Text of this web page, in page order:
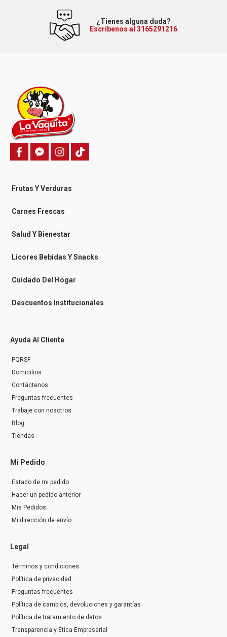
¿Tienes alguna duda?
Escríbenos al 3165291216
f
a
b
o
f
a
b
o
-
s
s
n
g
r
i
n
g
m
T
i
Frutas Y Verduras
Carnes Frescas
Salud Y Bienestar
Licores Bebidas Y Snacks
Cuidado Del Hogar
Descuentos Institucionales
Ayuda Al Cliente
PQRSF
Domicilios
Contáctenos
Preguntas frecuentes
Trabaje con nosotros
Blog
Tiendas
Mi Pedido
Estado de mi pedido
Hacer un pedido anterior
Mis Pedidos
Mi dirección de envío
Legal
Términos y condiciones
Política de privacidad
Preguntas frecuentes
Política de cambios, devoluciones y garantías
Política de tratamiento de datos
Transparencia y Ética Empresarial